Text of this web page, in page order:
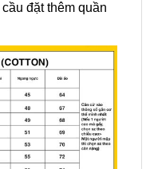
đặt thêm quần